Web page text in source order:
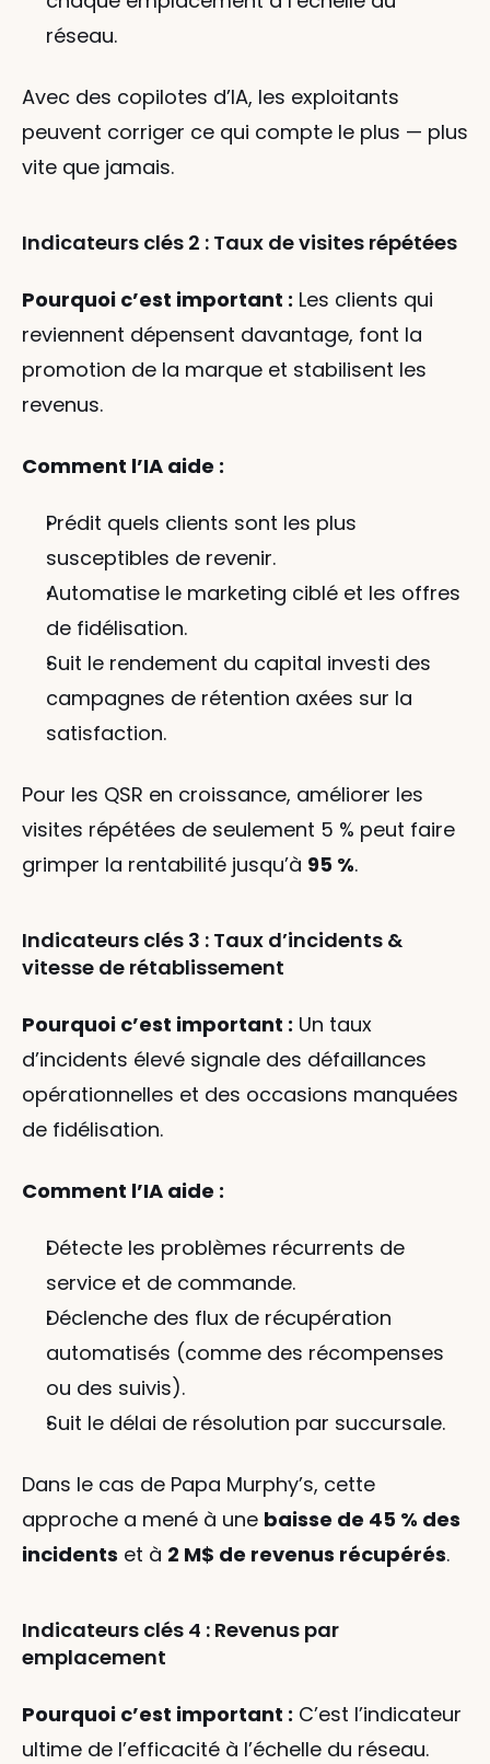
réseau.
Avec des copilotes d’IA, les exploitants
peuvent corriger ce qui compte le plus — plus
vite que jamais.
Indicateurs clés 2 : Taux de visites répétées
Pourquoi c’est important : Les clients qui
reviennent dépensent davantage, font la
promotion de la marque et stabilisent les
revenus.
Comment l’IA aide :
Prédit quels clients sont les plus
susceptibles de revenir.
Automatise le marketing ciblé et les offres
de fidélisation.
Suit le rendement du capital investi des
campagnes de rétention axées sur la
satisfaction.
Pour les QSR en croissance, améliorer les
visites répétées de seulement 5 % peut faire
grimper la rentabilité jusqu’à 95 %.
Indicateurs clés 3 : Taux d’incidents &
vitesse de rétablissement
Pourquoi c’est important : Un taux
d’incidents élevé signale des défaillances
opérationnelles et des occasions manquées
de fidélisation.
Comment l’IA aide :
Détecte les problèmes récurrents de
service et de commande.
Déclenche des flux de récupération
automatisés (comme des récompenses
ou des suivis).
Suit le délai de résolution par succursale.
Dans le cas de Papa Murphy’s, cette
approche a mené à une baisse de 45 % des
incidents et à 2 M$ de revenus récupérés.
Indicateurs clés 4 : Revenus par
emplacement
Pourquoi c’est important : C’est l’indicateur
ultime de l’efficacité à l’échelle du réseau.